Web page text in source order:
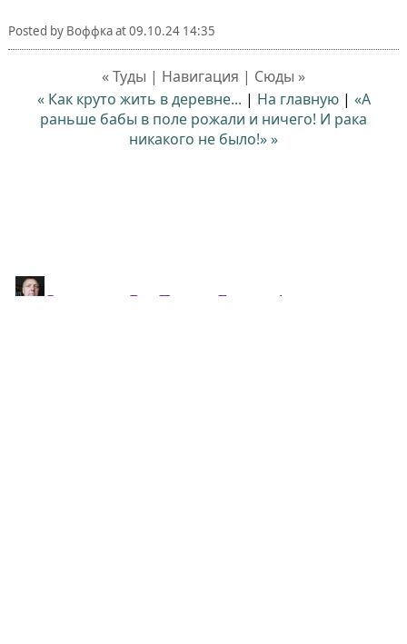
Posted by Воффкаat09.10.24 14:35
« Туды | Навигация | Сюды »
« Как круто жить в деревне... | На главную| «А
раньше бабы в поле рожали и ничего! И рака
никакого не было!» »